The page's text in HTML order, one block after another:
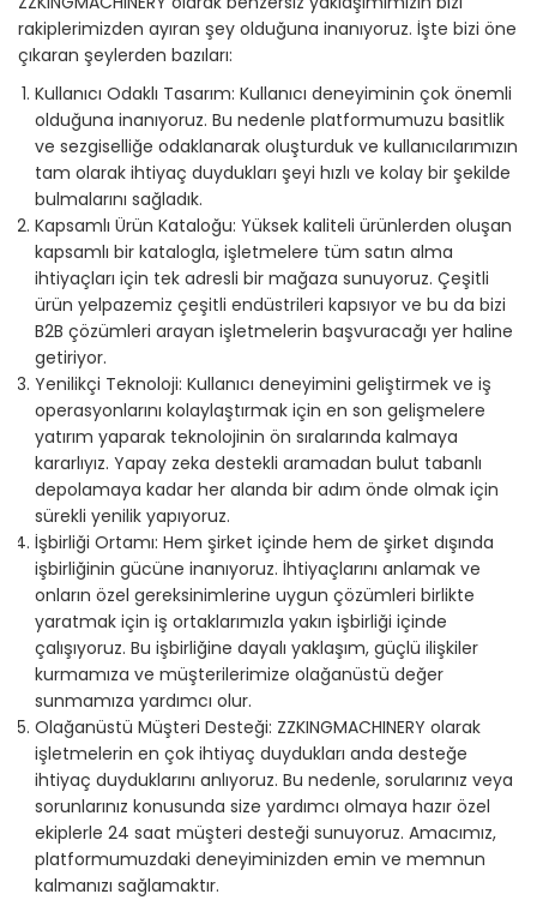
rakiplerimizden ayıran şey olduğuna inanıyoruz. İşte bizi öne
çıkaran şeylerden bazıları:
Kullanıcı Odaklı Tasarım: Kullanıcı deneyiminin çok önemli
olduğuna inanıyoruz. Bu nedenle platformumuzu basitlik
ve sezgiselliğe odaklanarak oluşturduk ve kullanıcılarımızın
tam olarak ihtiyaç duydukları şeyi hızlı ve kolay bir şekilde
bulmalarını sağladık.
Kapsamlı Ürün Kataloğu: Yüksek kaliteli ürünlerden oluşan
kapsamlı bir katalogla, işletmelere tüm satın alma
ihtiyaçları için tek adresli bir mağaza sunuyoruz. Çeşitli
ürün yelpazemiz çeşitli endüstrileri kapsıyor ve bu da bizi
B2B çözümleri arayan işletmelerin başvuracağı yer haline
getiriyor.
Yenilikçi Teknoloji: Kullanıcı deneyimini geliştirmek ve iş
operasyonlarını kolaylaştırmak için en son gelişmelere
yatırım yaparak teknolojinin ön sıralarında kalmaya
kararlıyız. Yapay zeka destekli aramadan bulut tabanlı
depolamaya kadar her alanda bir adım önde olmak için
sürekli yenilik yapıyoruz.
İşbirliği Ortamı: Hem şirket içinde hem de şirket dışında
işbirliğinin gücüne inanıyoruz. İhtiyaçlarını anlamak ve
onların özel gereksinimlerine uygun çözümleri birlikte
yaratmak için iş ortaklarımızla yakın işbirliği içinde
çalışıyoruz. Bu işbirliğine dayalı yaklaşım, güçlü ilişkiler
kurmamıza ve müşterilerimize olağanüstü değer
sunmamıza yardımcı olur.
Olağanüstü Müşteri Desteği: ZZKINGMACHINERY olarak
işletmelerin en çok ihtiyaç duydukları anda desteğe
ihtiyaç duyduklarını anlıyoruz. Bu nedenle, sorularınız veya
sorunlarınız konusunda size yardımcı olmaya hazır özel
ekiplerle 24 saat müşteri desteği sunuyoruz. Amacımız,
platformumuzdaki deneyiminizden emin ve memnun
kalmanızı sağlamaktır.